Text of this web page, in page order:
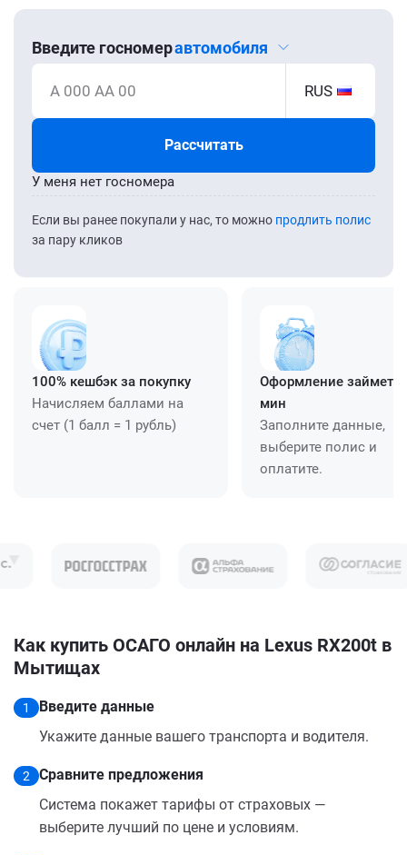
Введите госномеравтомобиля
А 000 АА 00 RUS
Рассчитать
Если вы ранее покупали у нас, то можно продлить полис
за пару кликов
У меня нет госномера
100% кешбэк за покупку
Начисляем баллами на
счет (1 балл = 1 рубль)
Оформление займет
мин
Заполните данные,
выберите полис и
оплатите.
Как купить ОСАГО онлайн на Lexus RX200t в
Мытищах
1
Введите данные
Укажите данные вашего транспорта и водителя.
2
Сравните предложения
Система покажет тарифы от страховых —
выберите лучший по цене и условиям.